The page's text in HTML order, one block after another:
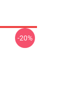
-20%